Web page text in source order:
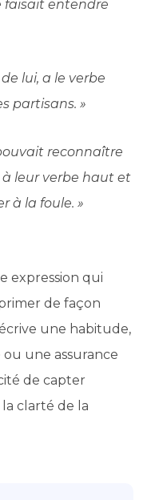
faisait entendre
lui, a le verbe
partisans. »
reconnaître
leur verbe haut et
à la foule. »
expression qui
de façon
une habitude,
une assurance
de capter
la clarté de la